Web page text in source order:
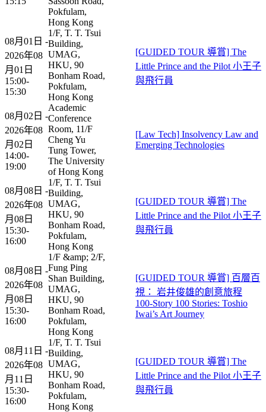
Pokfulam,
Hong Kong
08月01日 -
2026年08
月01日
15:00-
15:30
1/F, T. T. Tsui
Building,
UMAG,
HKU, 90
Bonham Road,
Pokfulam,
Hong Kong
[GUIDED TOUR 導賞] The
Little Prince and the Pilot 小王子
與飛行員
08月02日 -
2026年08
月02日
14:00-
19:00
Academic
Conference
Room, 11/F
Cheng Yu
Tung Tower,
The University
of Hong Kong
[Law Tech] Insolvency Law and
Emerging Technologies
08月08日 -
2026年08
月08日
15:30-
16:00
1/F, T. T. Tsui
Building,
UMAG,
HKU, 90
Bonham Road,
Pokfulam,
Hong Kong
[GUIDED TOUR 導賞] The
Little Prince and the Pilot 小王子
與飛行員
08月08日 -
2026年08
月08日
15:30-
16:00
1/F &amp; 2/F,
Fung Ping
Shan Building,
UMAG,
HKU, 90
Bonham Road,
Pokfulam,
Hong Kong
[GUIDED TOUR 導賞] 百層百
視： 岩井俊雄的創意旅程
100-Story 100 Stories: Toshio
Iwai’s Art Journey​
08月11日 -
2026年08
月11日
15:30-
16:00
1/F, T. T. Tsui
Building,
UMAG,
HKU, 90
Bonham Road,
Pokfulam,
Hong Kong
[GUIDED TOUR 導賞] The
Little Prince and the Pilot 小王子
與飛行員